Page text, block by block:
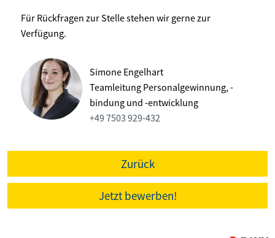
Für Rückfragen zur Stelle stehen wir gerne zur
Verfügung.
Simone Engelhart
Teamleitung Personalgewinnung, -
bindung und -entwicklung
+49 7503 929-432
Zurück
Jetzt bewerben!